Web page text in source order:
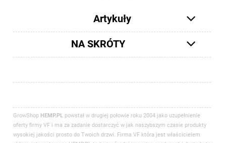
Artykuły
NA SKRÓTY
GrowShop HEMP.PL powstał w drugiej połowie roku 2004 jako uzupełnienie
oferty firmy VF i ma za zadanie dostarczyć w jak naszybszym czasie produkty
wysokiej jakości prosto do Twoich drzwi. Firma VF która jest właścicielem